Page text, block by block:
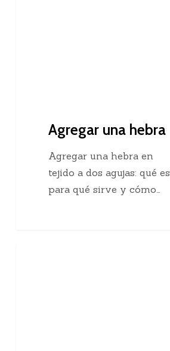
Agregar una hebra
Agregar una hebra en
tejido a dos agujas: qué es,
para qué sirve y cómo…